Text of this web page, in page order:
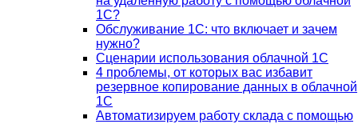
1С?
Обслуживание 1С: что включает и зачем
нужно?
Сценарии использования облачной 1С
4 проблемы, от которых вас избавит
резервное копирование данных в облачной
1С
Автоматизируем работу склада с помощью